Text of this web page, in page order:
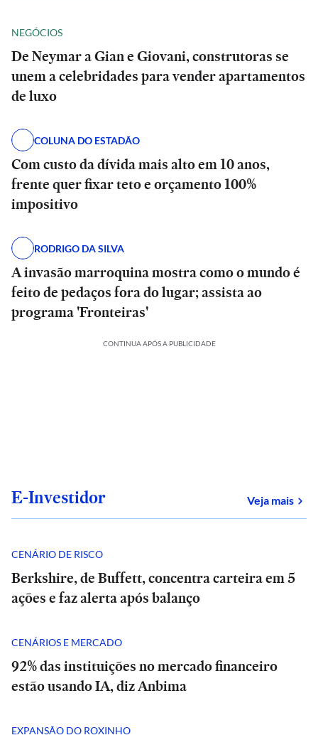
NEGÓCIOS
De Neymar a Gian e Giovani, construtoras se
unem a celebridades para vender apartamentos
de luxo
COLUNA DO ESTADÃO
Com custo da dívida mais alto em 10 anos,
frente quer fixar teto e orçamento 100%
impositivo
RODRIGO DA SILVA
A invasão marroquina mostra como o mundo é
feito de pedaços fora do lugar; assista ao
programa 'Fronteiras'
CONTINUA APÓS A PUBLICIDADE
E-Investidor Veja mais
CENÁRIO DE RISCO
Berkshire, de Buffett, concentra carteira em 5
ações e faz alerta após balanço
CENÁRIOS E MERCADO
92% das instituições no mercado financeiro
estão usando IA, diz Anbima
EXPANSÃO DO ROXINHO